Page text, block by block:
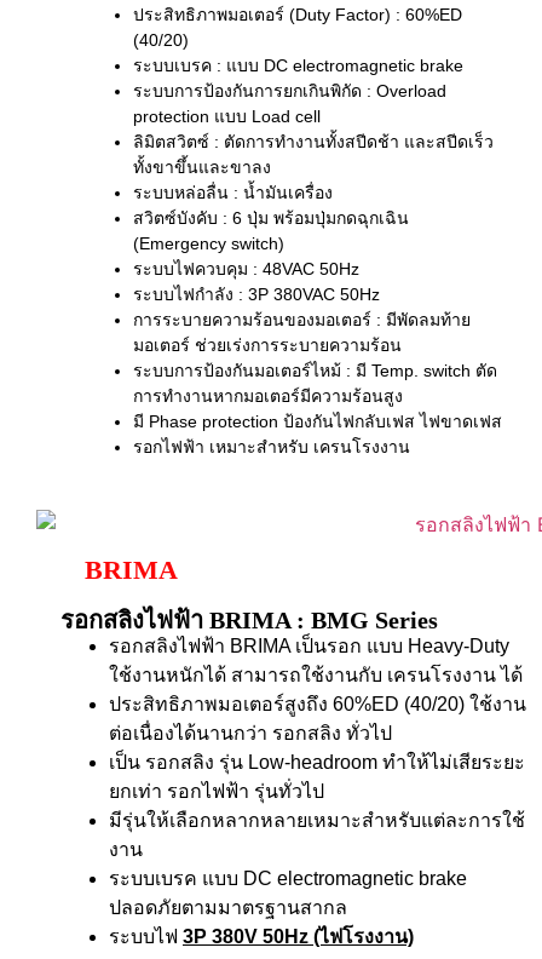
ประสิทธิภาพมอเตอร์ (Duty Factor) : 60%ED
(40/20)
ระบบเบรค : แบบ DC electromagnetic brake
ระบบการป้องกันการยกเกินพิกัด : Overload
protection แบบ Load cell
ลิมิตสวิตซ์ : ตัดการทำงานทั้งสปีดช้า และสปีดเร็ว
ทั้งขาขึ้นและขาลง
ระบบหล่อลื่น : น้ำมันเครื่อง
สวิตซ์บังคับ : 6 ปุ่ม พร้อมปุ่มกดฉุกเฉิน
(Emergency switch)
ระบบไฟควบคุม : 48VAC 50Hz
ระบบไฟกำลัง : 3P 380VAC 50Hz
การระบายความร้อนของมอเตอร์ : มีพัดลมท้าย
มอเตอร์ ช่วยเร่งการระบายความร้อน
ระบบการป้องกันมอเตอร์ไหม้ : มี Temp. switch ตัด
การทำงานหากมอเตอร์มีความร้อนสูง
มี Phase protection ป้องกันไฟกลับเฟส ไฟขาดเฟส
รอกไฟฟ้า เหมาะสำหรับ เครนโรงงาน
BRIMA
รอกสลิงไฟฟ้า BRIMA : BMG Series
รอกสลิงไฟฟ้า BRIMA เป็นรอก แบบ Heavy-Duty
ใช้งานหนักได้ สามารถใช้งานกับ เครนโรงงาน ได้
ประสิทธิภาพมอเตอร์สูงถึง 60%ED (40/20) ใช้งาน
ต่อเนื่องได้นานกว่า รอกสลิง ทั่วไป
เป็น รอกสลิง รุ่น Low-headroom ทำให้ไม่เสียระยะ
ยกเท่า รอกไฟฟ้า รุ่นทั่วไป
มีรุ่นให้เลือกหลากหลายเหมาะสำหรับแต่ละการใช้
งาน
ระบบเบรค แบบ DC electromagnetic brake
ปลอดภัยตามมาตรฐานสากล
ระบบไฟ 3P 380V 50Hz (ไฟโรงงาน)